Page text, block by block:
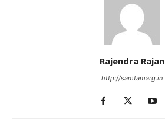
Rajendra Rajan
http://samtamarg.in